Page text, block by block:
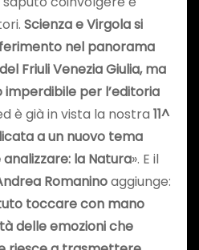
Scienza e Virgola si
nel panorama
Friuli Venezia Giulia, ma
per l’editoria
è già in vista la nostra 11^
a un nuovo tema
la Natura». E il
Romaninoaggiunge:
toccare con mano
delle emozioni che